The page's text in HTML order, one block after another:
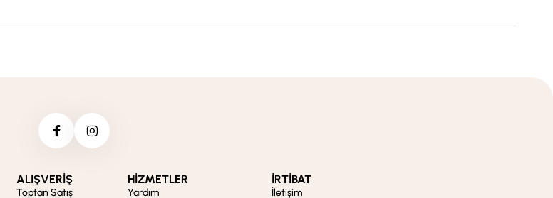
ALIŞVERİŞ
Toptan Satış
HİZMETLER
Yardım
İRTİBAT
İletişim